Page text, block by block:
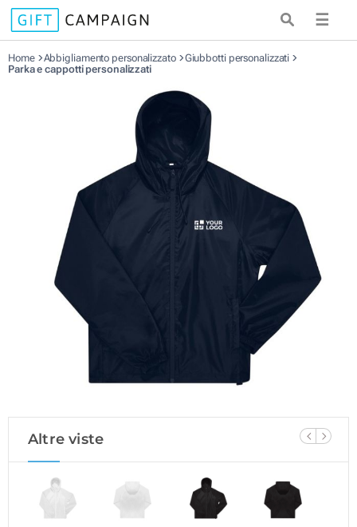
☰
Home Abbigliamento personalizzato
Giubbotti personalizzati
Parka e cappotti personalizzati
Altre viste